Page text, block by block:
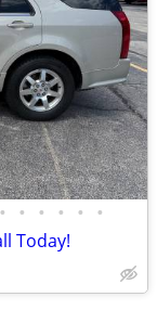
• • • • • •
Today!